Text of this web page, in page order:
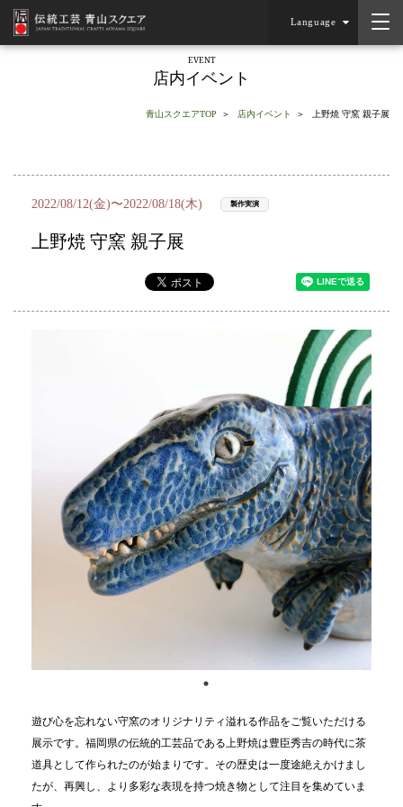
Language
EVENT
店内イベント
青山スクエアTOP 店内イベント 上野焼 守窯 親子展
2022/08/12(金)〜2022/08/18(木) 製作実演
上野焼 守窯 親子展
遊び心を忘れない守窯のオリジナリティ溢れる作品をご覧いただける
展示です。福岡県の伝統的工芸品である上野焼は豊臣秀吉の時代に茶
道具として作られたのが始まりです。その歴史は一度途絶えかけまし
たが、再興し、より多彩な表現を持つ焼き物として注目を集めていま